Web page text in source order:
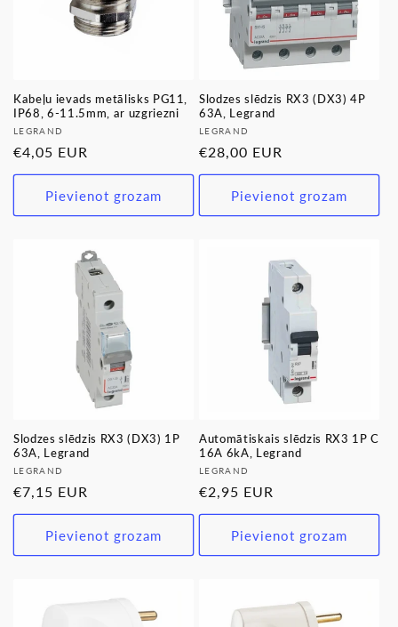
Kabeļu ievads metālisks PG11,
IP68, 6-11.5mm, ar uzgriezni
Pārdevējs:
LEGRAND
Parastā
cena
€4,05 EUR
Pievienot grozam
Slodzes slēdzis RX3 (DX3) 4P
63A, Legrand
Pārdevējs:
LEGRAND
Parastā
cena
€28,00 EUR
Pievienot grozam
Slodzes slēdzis RX3 (DX3) 1P
63A, Legrand
Pārdevējs:
LEGRAND
Parastā
cena
€7,15 EUR
Pievienot grozam
Automātiskais slēdzis RX3 1P C
16A 6kA, Legrand
Pārdevējs:
LEGRAND
Parastā
cena
€2,95 EUR
Pievienot grozam